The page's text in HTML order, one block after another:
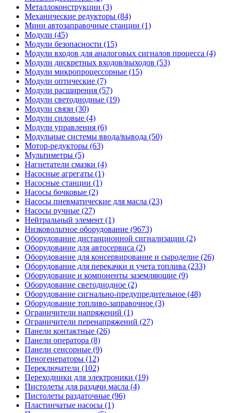
Металлоконструкции (3)
Механические редукторы (84)
Мини автозаправочные станции (1)
Модули (45)
Модули безопасности (15)
Модули входов для аналоговых сигналов процесса (4)
Модули дискретных входов/выходов (53)
Модули микропроцессорные (15)
Модули оптические (7)
Модули расширения (57)
Модули светодиодные (19)
Модули связи (30)
Модули силовые (4)
Модули управления (6)
Модульные системы ввода/вывода (50)
Мотор-редукторы (63)
Мультиметры (5)
Нагнетатели смазки (4)
Насосные агрегаты (1)
Насосные станции (1)
Насосы бочковые (2)
Насосы пневматические для масла (23)
Насосы ручные (27)
Нейтральный элемент (1)
Низковольтное оборудование (9673)
Оборудование дистанционной сигнализации (2)
Оборудование для автосервиса (2)
Оборудование для консервирование и сыроделие (26)
Оборудование для перекачки и учета топлива (233)
Оборудование и компоненты заземляющие (9)
Оборудование светодиодное (2)
Оборудование сигнально-предупредительное (48)
Оборудование топливо-заправочное (3)
Ограничители напряжений (1)
Ограничители перенапряжений (27)
Панели контактные (26)
Панели оператора (8)
Панели сенсорные (9)
Пеногенераторы (12)
Переключатели (102)
Переходники для электроники (19)
Пистолеты для раздачи масла (4)
Пистолеты раздаточные (96)
Пластинчатые насосы (1)